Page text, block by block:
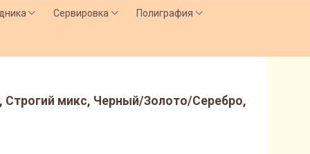
Сервировка Полиграфия
Строгий микс, Черный/Золото/Серебро,